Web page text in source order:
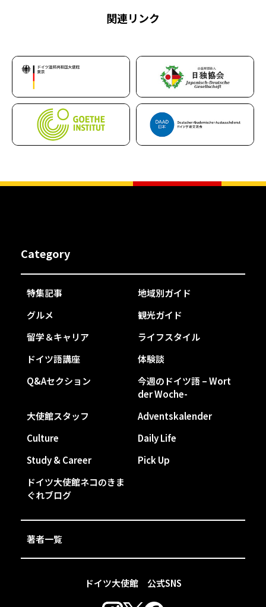
関連リンク
ドイツ大使館 公式SNS
Category
特集記事
地域別ガイド
グルメ
観光ガイド
留学＆キャリア
ライフスタイル
ドイツ語講座
体験談
Q&Aセクション
今週のドイツ語 – Wort
der Woche-
大使館スタッフ
Adventskalender
Culture
Daily Life
Study & Career
Pick Up
ドイツ大使館ネコのきま
ぐれブログ
著者一覧